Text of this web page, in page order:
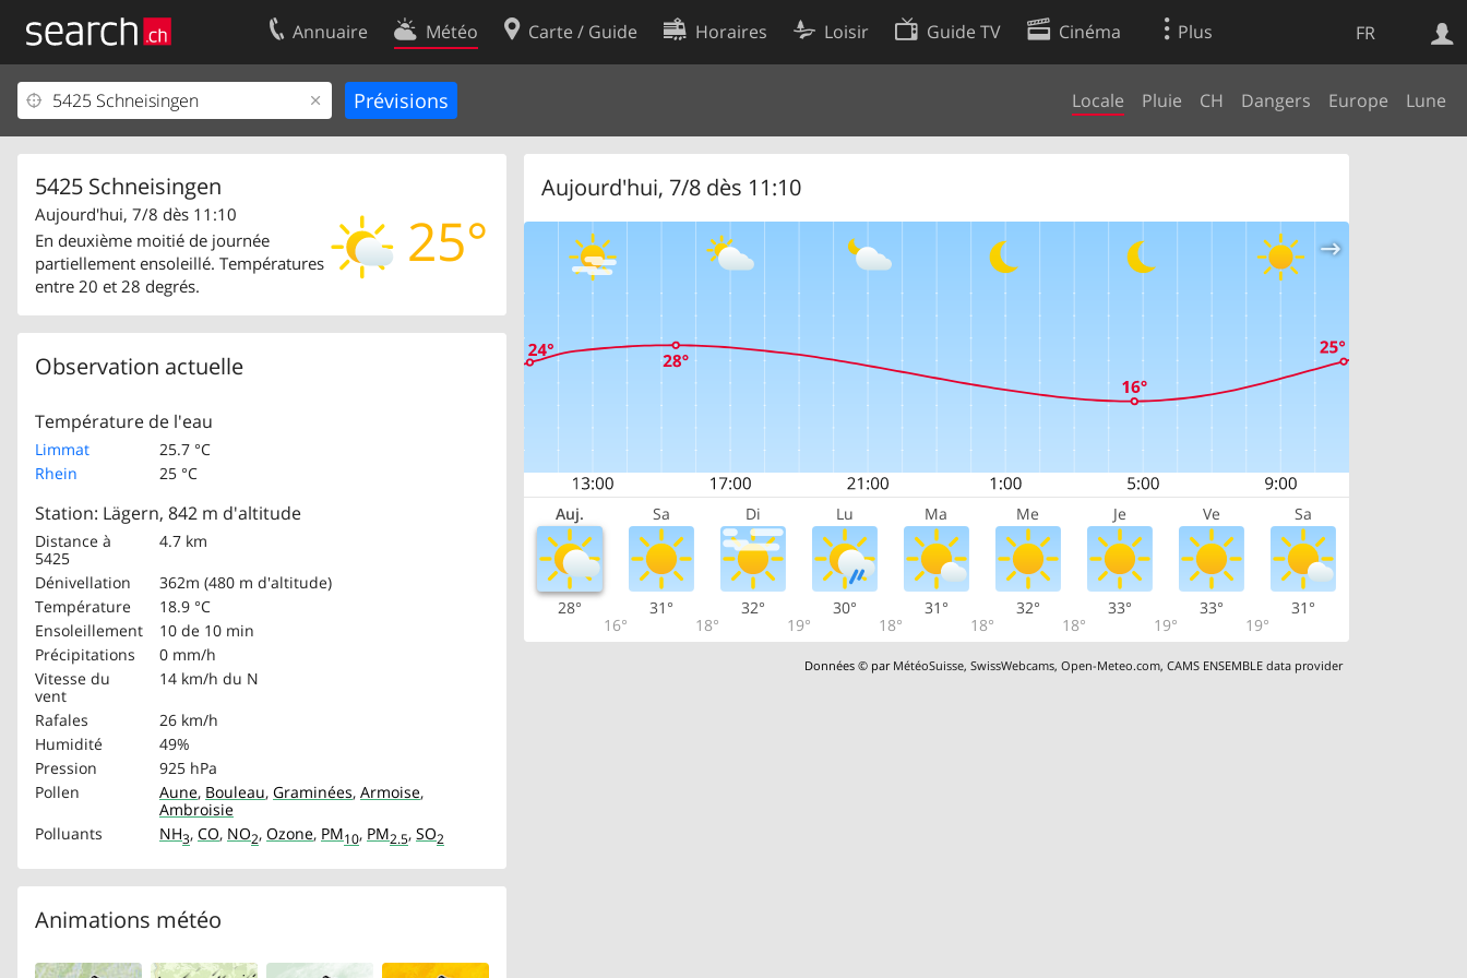
FR
Annuaire Météo Carte / Guide Horaires Loisir Guide TV Cinéma Plus
Locale Pluie CH Dangers Europe Lune
5425 Schneisingen
25°
Aujourd'hui, 7/8 dès 11:10
En deuxième moitié de journée
partiellement ensoleillé. Températures
entre 20 et 28 degrés.
Observation actuelle
Température de l'eau
Limmat
25.7 °C
Rhein
25 °C
Station: Lägern, 842 m d'altitude
Distance à
5425
4.7 km
Dénivellation
362m (480 m d'altitude)
Température
18.9 °C
Ensoleillement
10 de 10 min
Précipitations
0 mm/h
Vitesse du
vent
14 km/h du N
Rafales
26 km/h
Humidité
49%
Pression
925 hPa
Pollen
Aune, Bouleau, Graminées, Armoise,
Ambroisie
Polluants
NH3, CO, NO2, Ozone, PM10, PM2.5, SO2
Animations météo
Aujourd'hui, 7/8 dès 11:10
Auj. Sa Di Lu Ma Me Je Ve Sa
28°
16°
31°
18°
32°
19°
30°
18°
31°
18°
32°
18°
33°
19°
33°
19°
31°
Données © par MétéoSuisse,SwissWebcams,Open-Meteo.com,CAMS ENSEMBLE data provider
Web
Votre inscription
Centre clients
Mentions Légales
Contact
Conditions d’utilisation
Préférences de cookies